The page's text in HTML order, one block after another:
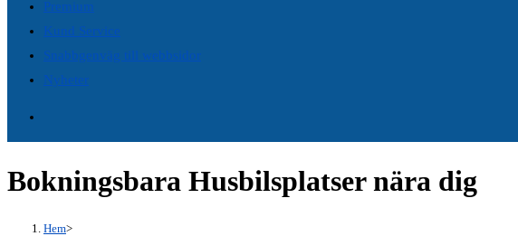
Premium
Kund Service
Snabbgenväg till webbsidor
Nyheter
Bokningsbara Husbilsplatser nära dig
Hem>